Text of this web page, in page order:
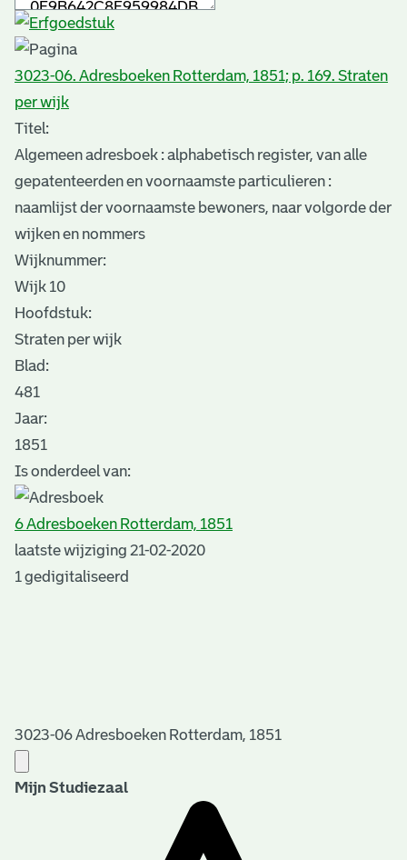
3023-06. Adresboeken Rotterdam, 1851; p. 169. Straten
per wijk
Titel:
Algemeen adresboek : alphabetisch register, van alle
gepatenteerden en voornaamste particulieren :
naamlijst der voornaamste bewoners, naar volgorde der
wijken en nommers
Wijknummer:
Wijk 10
Hoofdstuk:
Straten per wijk
Blad:
481
Jaar:
1851
Is onderdeel van:
6 Adresboeken Rotterdam, 1851
laatste wijziging 21-02-2020
1 gedigitaliseerd
3023-06 Adresboeken Rotterdam, 1851
Mijn Studiezaal